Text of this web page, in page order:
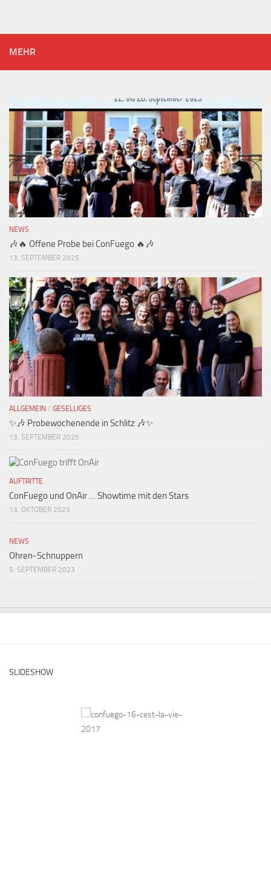
MEHR
NEWS
🎶🔥 Offene Probe bei ConFuego 🔥🎶
13. SEPTEMBER 2025
ALLGEMEIN / GESELLIGES
✨🎶 Probewochenende in Schlitz 🎶✨
13. SEPTEMBER 2025
AUFTRITTE
ConFuego und OnAir … Showtime mit den Stars
13. OKTOBER 2023
NEWS
Ohren-Schnuppern
5. SEPTEMBER 2023
SLIDESHOW